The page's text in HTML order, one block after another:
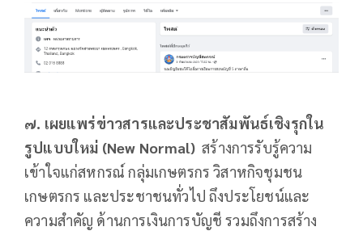
๗. เผยแพร่ข่าวสารและประชาสัมพันธ์เชิงรุกใน
รูปแบบใหม่ (New Normal)สร้างการรับรู้ความ
เข้าใจแก่สหกรณ์ กลุ่มเกษตรกร วิสาหกิจชุมชน
เกษตรกร และประชาชนทั่วไป ถึงประโยชน์และ
ความสำคัญ ด้านการเงินการบัญชี รวมถึงการสร้าง